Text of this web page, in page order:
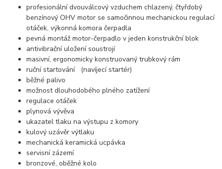
profesionální dvouválcový vzduchem chlazený, čtyřdobý
benzínový OHV motor se samočinnou mechanickou regulací
otáček, výkonná komora čerpadla
pevná montáž motor-čerpadlo v jeden konstrukční blok
antivibrační uložení soustrojí
masivní, ergonomicky konstruovaný trubkový rám
ruční startování (navíjecí startér)
běžné palivo
možnost dlouhodobého plného zatížení
regulace otáček
plynová vývěva
ukazatel tlaku na výstupu z komory
kulový uzávěr výtlaku
mechanická keramická ucpávka
servisní zázemí
bronzové, oběžné kolo